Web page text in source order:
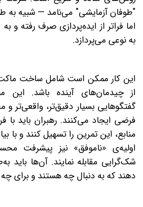
"طوفان آزمایشی" می‌نامد — شبیه به
اما فراتر از ایده‌پردازی صرف رفته و
به نوعی می‌پردازد.
این کار ممکن است شامل ساخت ماکت
از چیدمان‌های آینده باشد. این
گفتگوهایی بسیار دقیق‌تر، واقعی‌تر و
فرضی ایجاد می‌کنند. رهبران باید با
منابع، این تمرین را تسهیل کنند و با
اولیه‌ی «ناموفق» نیز پیشرفت
شک‌گرایی مقابله نمایند. آن‌ها باید
دهند که به دنبال چه هستند و برای